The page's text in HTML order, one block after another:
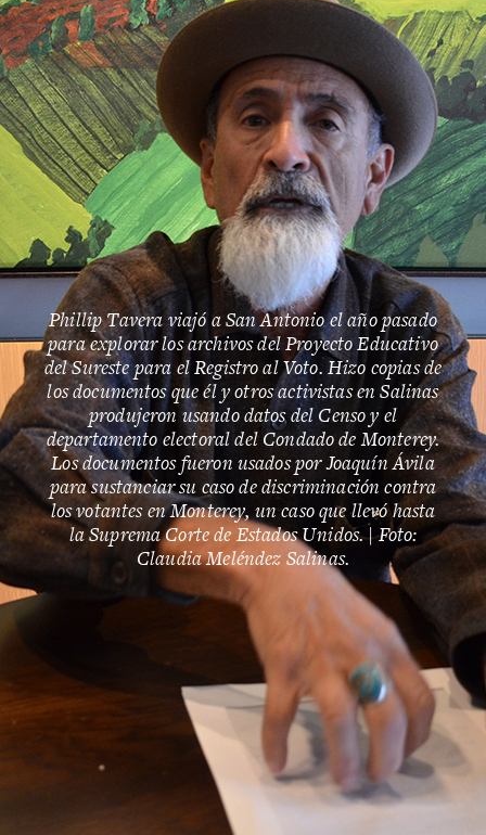
Phillip Tavera viajó a San Antonio el año pasado
para explorar los archivos del Proyecto Educativo
del Sureste para el Registro al Voto. Hizo copias de
los documentos que él y otros activistas en Salinas
produjeron usando datos del Censo y el
departamento electoral del Condado de Monterey.
Los documentos fueron usados por Joaquín Ávila
para sustanciar su caso de discriminación contra
los votantes en Monterey, un caso que llevó hasta
la Suprema Corte de Estados Unidos. | Foto:
Claudia Meléndez Salinas.